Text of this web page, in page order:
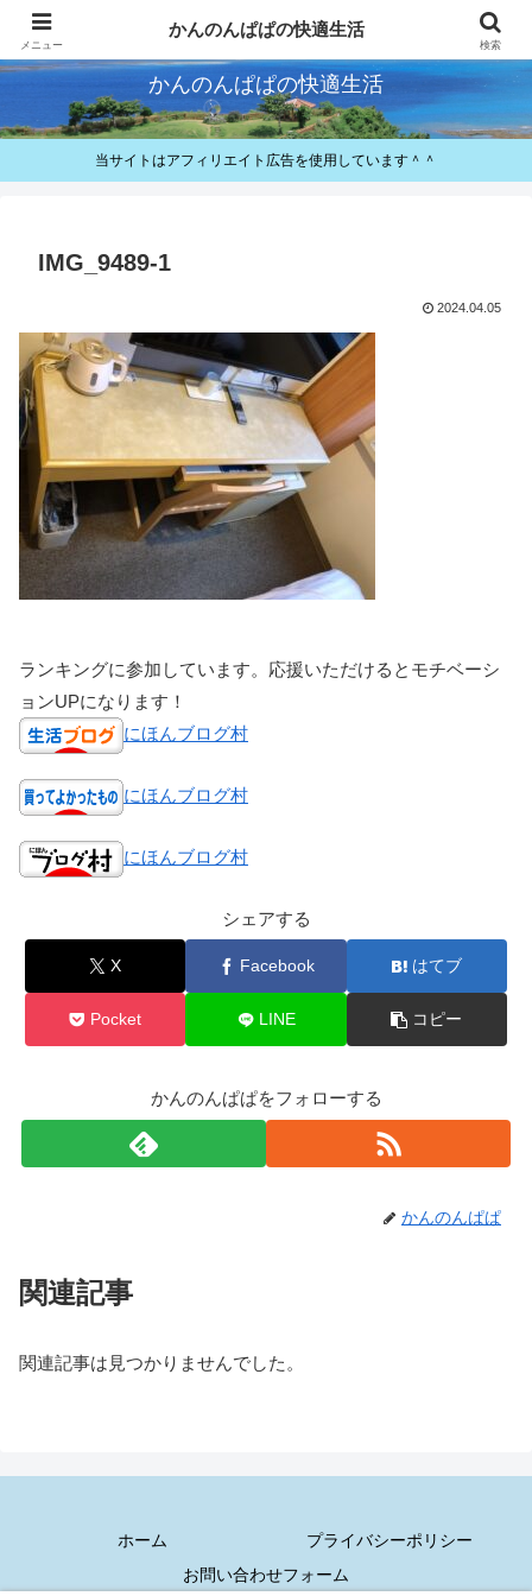
快適とお得が好きなパパのレビューと備忘録
かんのんぱぱの快適生活
当サイトはアフィリエイト広告を使用しています＾＾
IMG_9489-1
2024.04.05
ランキングに参加しています。応援いただけるとモチベーシ
ョンUPになります！
にほんブログ村
にほんブログ村
にほんブログ村
シェアする
X Facebook はてブ
Pocket LINE コピー
かんのんぱぱをフォローする
かんのんぱぱ
関連記事
関連記事は見つかりませんでした。
ホーム
プライバシーポリシー
お問い合わせフォーム
メニュー
かんのんぱぱの快適生活
検索